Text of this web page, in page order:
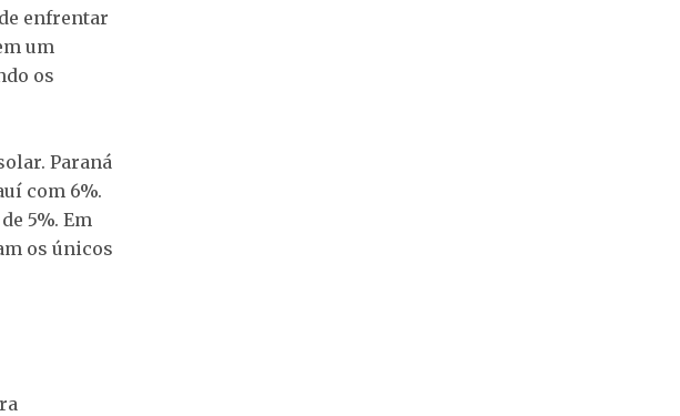
enfrentar
um
os
Paraná
com 6%.
5%. Em
os únicos